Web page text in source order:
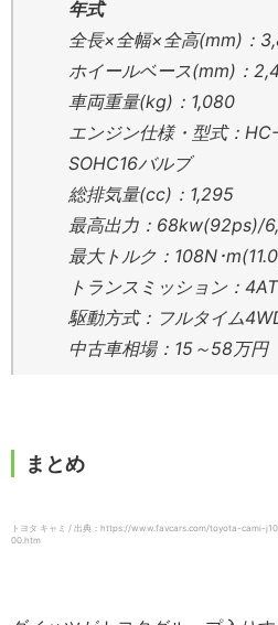
年式
全長×全幅×全高(mm)：
ホイールベース(mm)：
車両重量(kg)：1,080
エンジン仕様・型式：
SOHC16バルブ
総排気量(cc)：1,295
最高出力：68kw(92ps)/
最大トルク：108N･
トランスミッション：4AT
駆動方式：フルタイム
中古車相場：15～58万円
まとめ
トヨタ キャミ / 出典：https://www.favcars.com/toyota-
00.htm